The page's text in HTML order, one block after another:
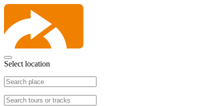
Select location